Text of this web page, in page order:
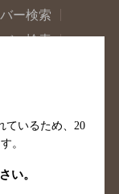
ー検索
ー検索
バー検索
ー検索
ー検索
いるため、 20
。
い。